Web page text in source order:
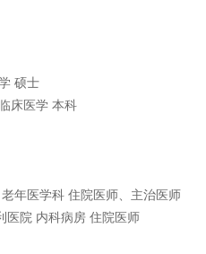
硕士
床医学 本科
年医学科 住院医师、主治医师
医院 内科病房 住院医师